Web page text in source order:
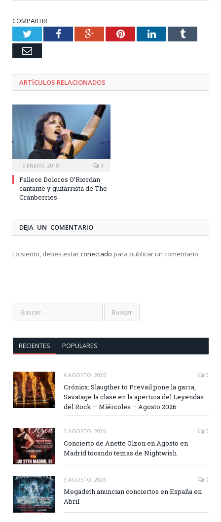
COMPARTIR
TwitterFacebookGoogle+PinterestLinkedInTumblr
Email
ARTÍCULOS RELACIONADOS
15 ENERO, 2018 1
Fallece Dolores O’Riordan
cantante y guitarrista de The
Cranberries
DEJA UN COMENTARIO
Lo siento, debes estarconectado para publicar un comentario.
RECIENTES POPULARES
6 AGOSTO, 2026 0
Crónica: Slaugther to Prevail pone la garra,
Savatage la clase en la apertura del Leyendas
del Rock – Miércoles – Agosto 2026
3 AGOSTO, 2026 0
Concierto de Anette Olzon en Agosto en
Madrid tocando temas de Nightwish
3 AGOSTO, 2026 0
Megadeth anuncian conciertos en España en
Abril